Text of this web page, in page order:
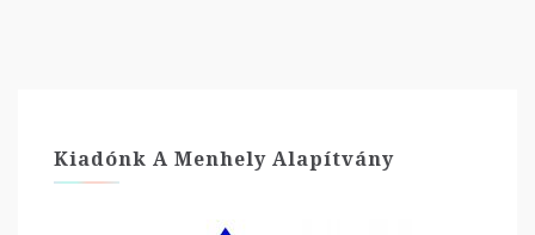
Kiadónk A Menhely Alapítvány